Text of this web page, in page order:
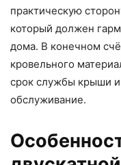
практическую
который должен
дома. В конечном
кровельного
срок службы крыши
обслуживание.